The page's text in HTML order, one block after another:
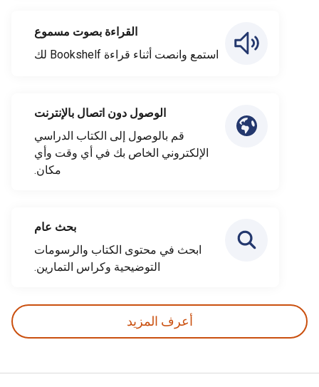
القراءة بصوت مسموع
استمع وانصت أثناء قراءة Bookshelf لك
الوصول دون اتصال بالإنترنت
قم بالوصول إلى الكتاب الدراسي
الإلكتروني الخاص بك في أي وقت وأي
مكان.
بحث عام
ابحث في محتوى الكتاب والرسومات
التوضيحية وكراس التمارين.
أعرف المزيد